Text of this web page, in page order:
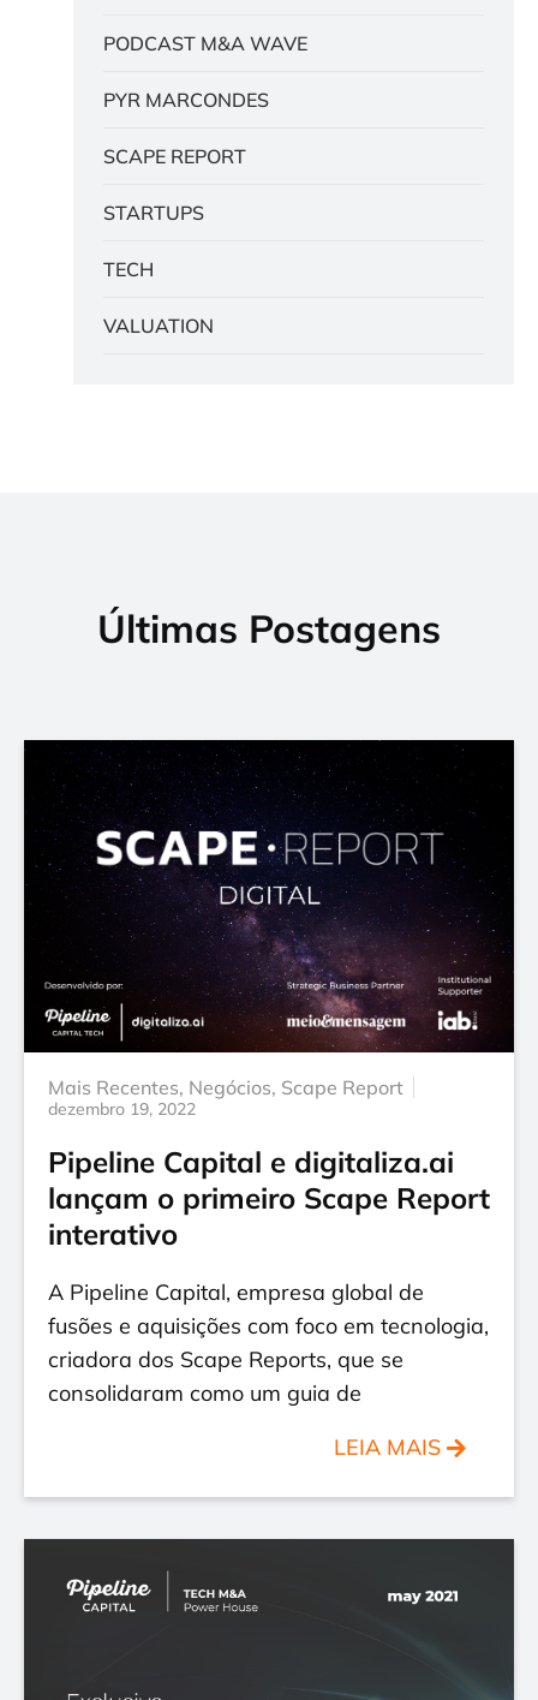
PODCAST M&A WAVE
PYR MARCONDES
SCAPE REPORT
STARTUPS
TECH
VALUATION
Últimas Postagens
Mais Recentes, Negócios, Scape Report
dezembro 19, 2022
Pipeline Capital e digitaliza.ai
lançam o primeiro Scape Report
interativo
A Pipeline Capital, empresa global de
fusões e aquisições com foco em tecnologia,
criadora dos Scape Reports, que se
consolidaram como um guia de
LEIA MAIS